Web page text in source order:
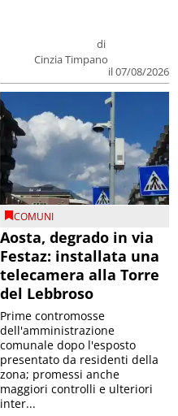
di
Cinzia Timpano
il 07/08/2026
COMUNI
Aosta, degrado in via
Festaz: installata una
telecamera alla Torre
del Lebbroso
Prime contromosse
dell'amministrazione
comunale dopo l'esposto
presentato da residenti della
zona; promessi anche
maggiori controlli e ulteriori
inter...